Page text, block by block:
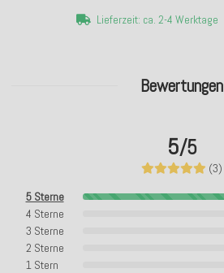
Bewertungen
5/5
(3)
5 Sterne
4 Sterne
3 Sterne
2 Sterne
1 Stern
Lieferzeit: ca. 2-4 Werktage